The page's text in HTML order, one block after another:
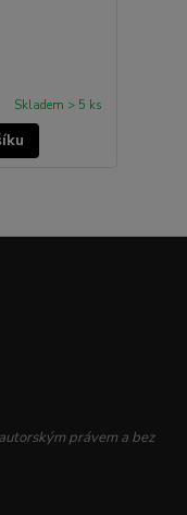
Skladem > 5 ks
právem a bez